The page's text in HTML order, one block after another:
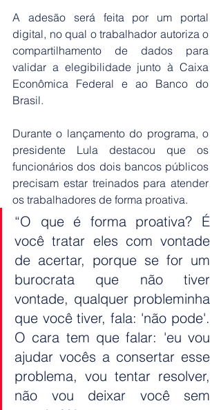
A adesão será feita por um portal
digital, no qual o trabalhador autoriza o
compartilhamento de dados para
validar a elegibilidade junto à Caixa
Econômica Federal e ao Banco do
Brasil.
Durante o lançamento do programa, o
presidente Lula destacou que os
funcionários dos dois bancos públicos
precisam estar treinados para atender
os trabalhadores de forma proativa.
“O que é forma proativa? É
você tratar eles com vontade
de acertar, porque se for um
burocrata que não tiver
vontade, qualquer probleminha
que você tiver, fala: 'não pode'.
O cara tem que falar: 'eu vou
ajudar vocês a consertar esse
problema, vou tentar resolver,
não vou deixar você sem